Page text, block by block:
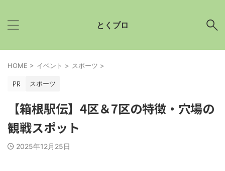
とくブロ
HOME > イベント > スポーツ >
スポーツ
【箱根駅伝】4区＆7区の特徴・穴場の
観戦スポット
2025年12月25日